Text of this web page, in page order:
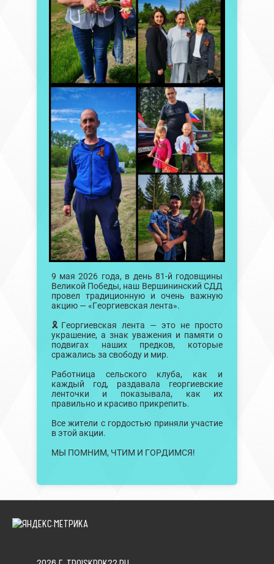
9 мая 2026 года, в день 81-й годовщины
Великой Победы, наш Вершининский СДД
провел традиционную и очень важную
акцию — «Георгиевская лента».
🎗Георгиевская лента — это не просто
украшение, а знак уважения и памяти о
подвигах наших предков, которые
сражались за свободу и мир.
Работница сельского клуба, как и
каждый год, раздавала георгиевские
ленточки и показывала, как их
правильно и красиво прикрепить.
Все жители с гордостью приняли участие
в этой акции.
МЫ ПОМНИМ, ЧТИМ И ГОРДИМСЯ!